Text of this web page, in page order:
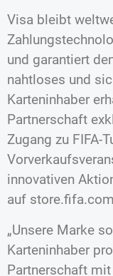
Visa bleibt
und garantiert
nahtloses und
Karteninhaber
Partnerschaft
Zugang zu FIFA-
innovativen
auf
„Unsere Marke
Karteninhaber
Partnerschaft mit